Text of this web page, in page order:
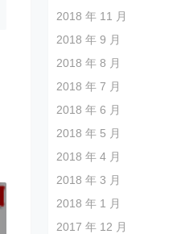
2018 年 11 月
2018 年 9 月
2018 年 8 月
2018 年 7 月
2018 年 6 月
2018 年 5 月
2018 年 4 月
2018 年 3 月
2018 年 1 月
2017 年 12 月